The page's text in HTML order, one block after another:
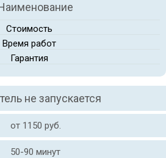
Стоимость
Время работ
Гарантия
не запускается
от 1150 руб.
50-90 минут